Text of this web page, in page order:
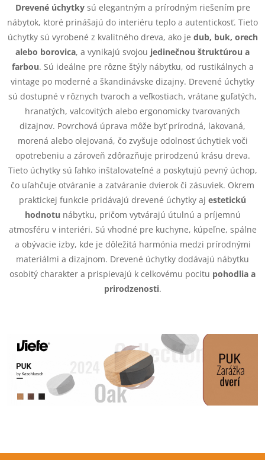
l
á
d
a
e
r
v
k
p
Drevené úchytkysú elegantným a prírodným riešením pre
nábytok, ktoré prinášajú do interiéru teplo a autentickosť. Tieto
úchytky sú vyrobené z kvalitného dreva, ako je dub, buk, orech
alebo borovica, a vynikajú svojou jedinečnou štruktúrou a
farbou. Sú ideálne pre rôzne štýly nábytku, od rustikálnych a
vintage po moderné a škandinávske dizajny. Drevené úchytky
sú dostupné v rôznych tvaroch a veľkostiach, vrátane guľatých,
hranatých, valcovitých alebo ergonomicky tvarovaných
dizajnov. Povrchová úprava môže byť prírodná, lakovaná,
morená alebo olejovaná, čo zvyšuje odolnosť úchytiek voči
opotrebeniu a zároveň zdôrazňuje prirodzenú krásu dreva.
Tieto úchytky sú ľahko inštalovateľné a poskytujú pevný úchop,
čo uľahčuje otváranie a zatváranie dvierok či zásuviek. Okrem
praktickej funkcie pridávajú drevené úchytky aj estetickú
hodnotu nábytku, pričom vytvárajú útulnú a príjemnú
atmosféru v interiéri. Sú vhodné pre kuchyne, kúpeľne, spálne
a obývacie izby, kde je dôležitá harmónia medzi prírodnými
materiálmi a dizajnom. Drevené úchytky dodávajú nábytku
osobitý charakter a prispievajú k celkovému pocitu pohodlia a
prirodzenosti.